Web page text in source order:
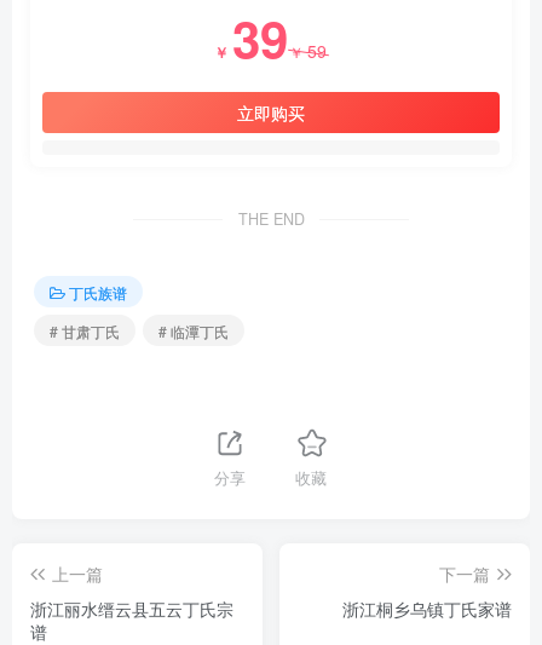
￥ 39￥59
立即购买
THE END
丁氏族谱
# 甘肃丁氏
# 临潭丁氏
分享 收藏
上一篇
浙江丽水缙云县五云丁氏宗
谱
下一篇
浙江桐乡乌镇丁氏家谱